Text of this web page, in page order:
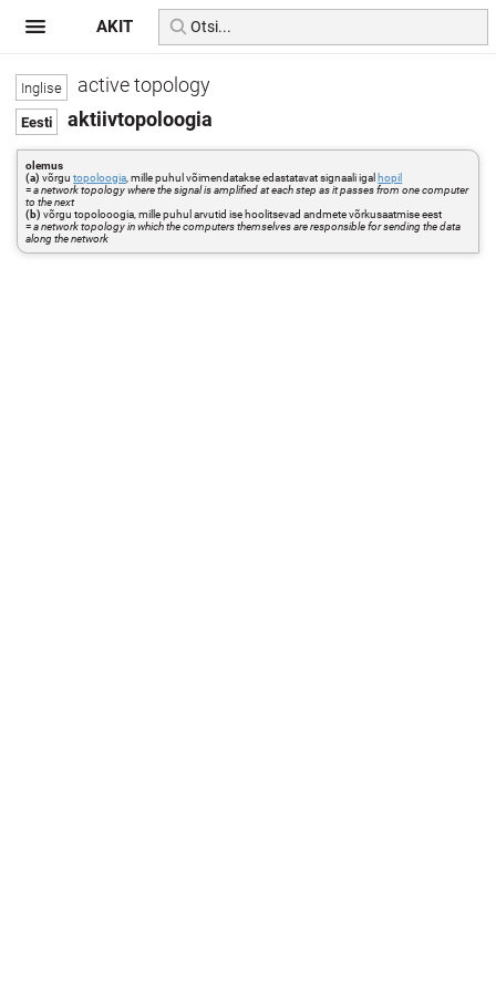
active topology
aktiivtopoloogia
olemus
(a) võrgutopoloogia , mille puhul võimendatakse edastatavat signaali igal hopil
=a network topology where the signal is amplified at each step as it passes from one computer
to the next
(b) võrgu topolooogia, mille puhul arvutid ise hoolitsevad andmete võrkusaatmise eest
=a network topology in which the computers themselves are responsible for sending the data
along the network
AKIT